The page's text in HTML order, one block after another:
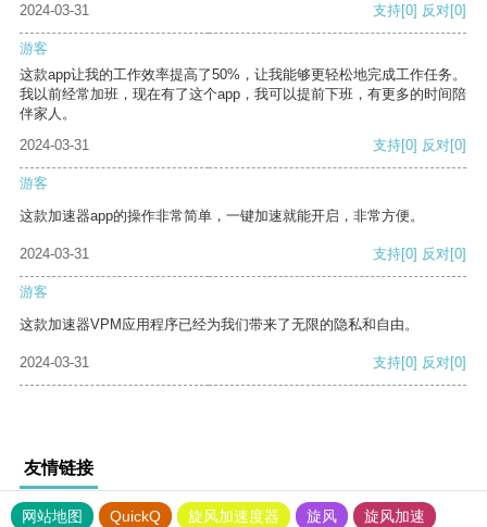
2024-03-31
支持[0] 反对[0]
游客
这款app让我的工作效率提高了50%，让我能够更轻松地完成工作任务。
我以前经常加班，现在有了这个app，我可以提前下班，有更多的时间陪
伴家人。
2024-03-31
支持[0] 反对[0]
游客
这款加速器app的操作非常简单，一键加速就能开启，非常方便。
2024-03-31 支持[0] 反对[0]
游客
这款加速器VPM应用程序已经为我们带来了无限的隐私和自由。
2024-03-31 支持[0] 反对[0]
友情链接
网站地图 QuickQ 旋风加速度器 旋风
旋风加速